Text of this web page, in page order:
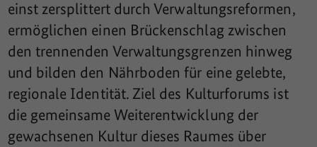
einst zersplittert durch Verwaltungsreformen,
ermöglichen einen Brückenschlag zwischen
den trennenden Verwaltungsgrenzen hinweg
und bilden den Nährboden für eine gelebte,
regionale Identität. Ziel des Kulturforums ist
die gemeinsame Weiterentwicklung der
gewachsenen Kultur dieses Raumes über